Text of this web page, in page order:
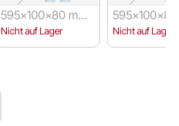
595x100x80 mm
– 10 Stk.
Nicht auf Lager
– 4 Stk.
Nicht auf Lager